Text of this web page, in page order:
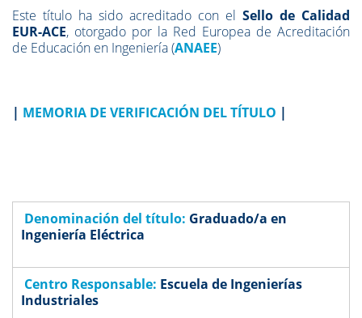
Este título ha sido acreditado con el Sello de Calidad
EUR-ACE, otorgado por la Red Europea de Acreditación
de Educación en Ingeniería (ANAEE)
| MEMORIA DE VERIFICACIÓN DEL TÍTULO |
Denominación del título: Graduado/a en
Ingeniería Eléctrica
Centro Responsable: Escuela de Ingenierías
Industriales